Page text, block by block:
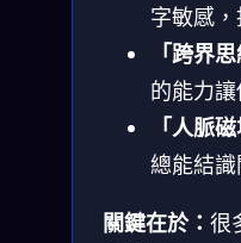
字敏感
「跨界
的能力
「人脈
總能結
關鍵在於： 很